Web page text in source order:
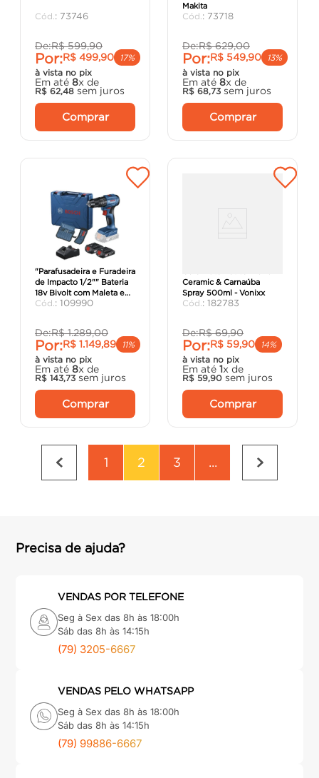
: 73746
De:R$ 599,90
Por:R$ 499,90
17%
à vista no pix
Em até 8x de
R$ 62,48 sem juros
Comprar
Makita
: 73718
De:R$ 629,00
Por:R$ 549,90
13%
à vista no pix
Em até 8x de
R$ 68,73 sem juros
Comprar
"Parafusadeira e Furadeira
de Impacto 1/2"" Bateria
18v Bivolt com Maleta e
Acessórios GSB185-Li -
: 109990
De:R$ 1.289,00
Por:R$ 1.149,89
11%
à vista no pix
Em até 8x de
R$ 143,73 sem juros
Comprar
Ceramic & Carnaúba
Spray 500ml - Vonixx
: 182783
De:R$ 69,90
Por:R$ 59,90
14%
à vista no pix
Em até 1x de
R$ 59,90 sem juros
Comprar
1 2 3 ...
Precisa de ajuda?
VENDAS POR TELEFONE
Seg à Sex das 8h às 18:00h
Sáb das 8h às 14:15h
(79) 3205-6667
VENDAS PELO WHATSAPP
Seg à Sex das 8h às 18:00h
Sáb das 8h às 14:15h
(79) 99886-6667